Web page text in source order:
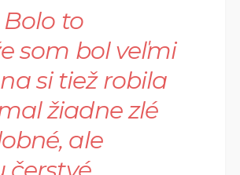
to
som bol veľmi
si tiež robila
žiadne zlé
ale